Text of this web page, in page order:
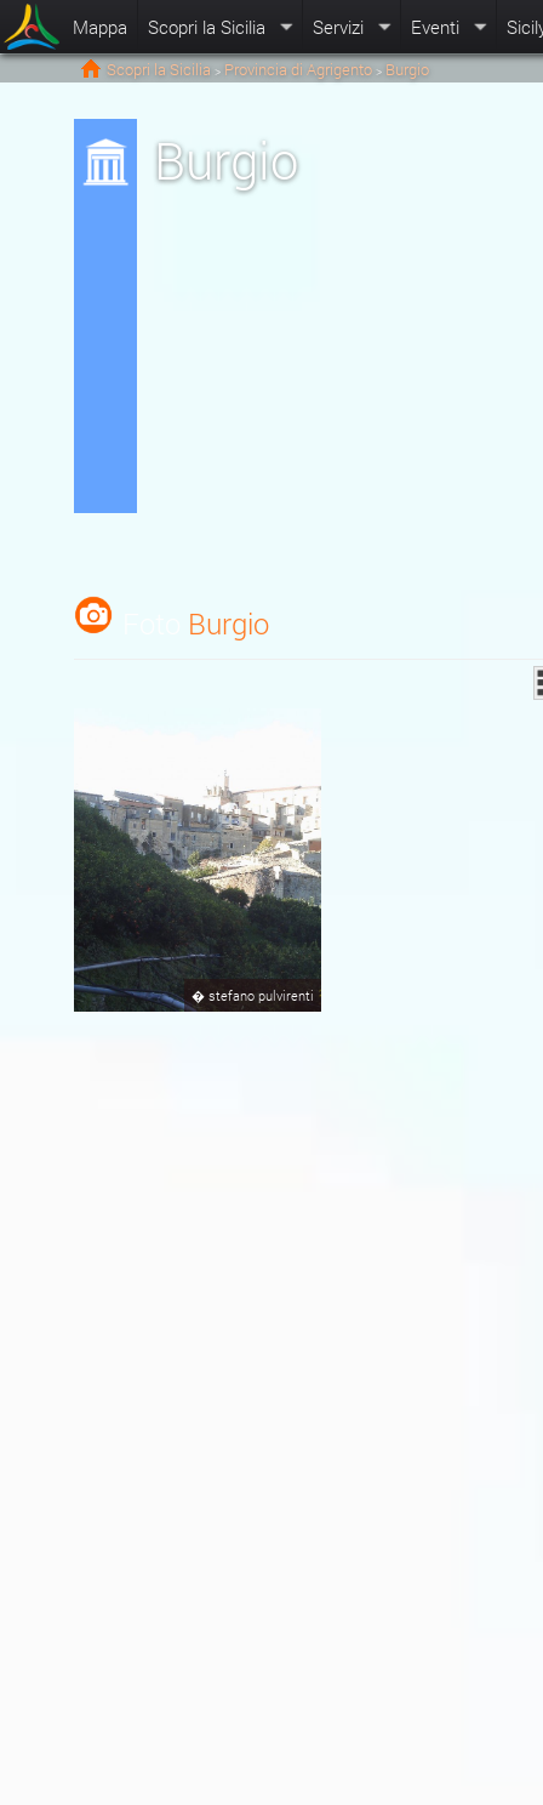
Mappa Scopri la Sicilia Servizi Eventi
Scopri la Sicilia > Provincia di Agrigento > Burgio
Burgio
Burgio
�stefano pulvirenti